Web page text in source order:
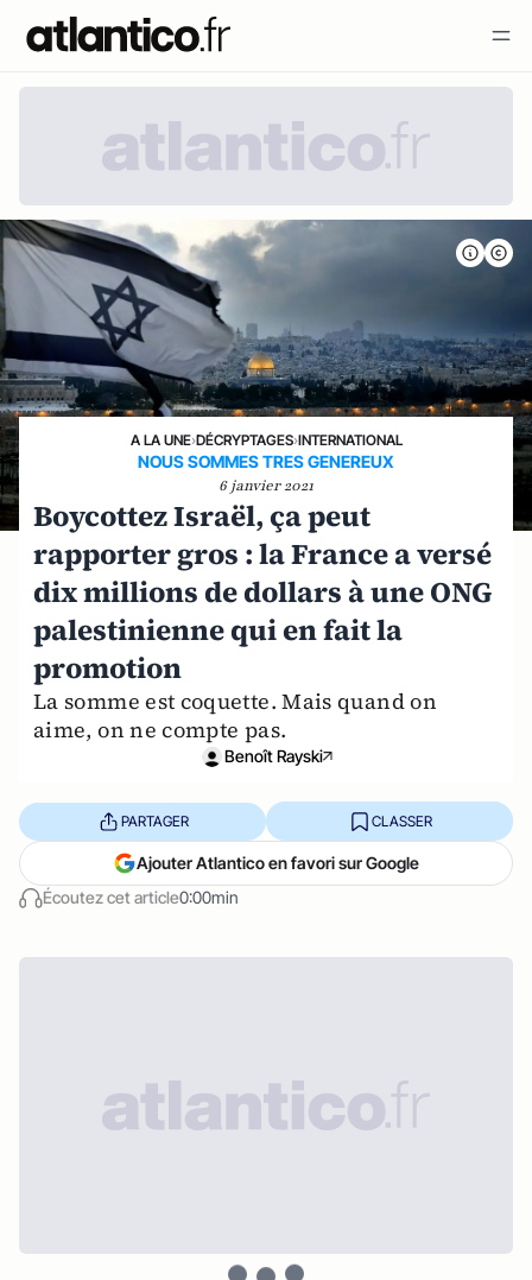
A LA UNE›DÉCRYPTAGES›INTERNATIONAL
NOUS SOMMES TRES GENEREUX
6 janvier 2021
Boycottez Israël, ça peut
rapporter gros : la France a versé
dix millions de dollars à une ONG
palestinienne qui en fait la
promotion
La somme est coquette. Mais quand on
aime, on ne compte pas.
Benoît Rayski
Écoutez cet article0:00min
PARTAGER CLASSER
Ajouter Atlantico en favori sur Google